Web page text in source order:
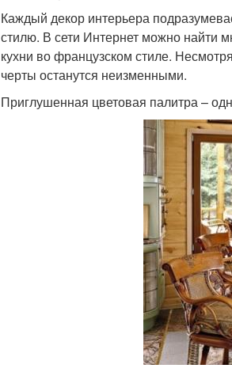
Каждый декор интерьера
стилю. В сети Интернет можно найти
кухни во французском стиле.
черты останутся неизменными.
Приглушенная цветовая палитра –